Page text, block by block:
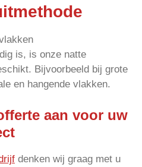
is, is onze natte
Bijvoorbeeld bij grote
en hangende vlakken.
aan voor uw
denken wij graag met u